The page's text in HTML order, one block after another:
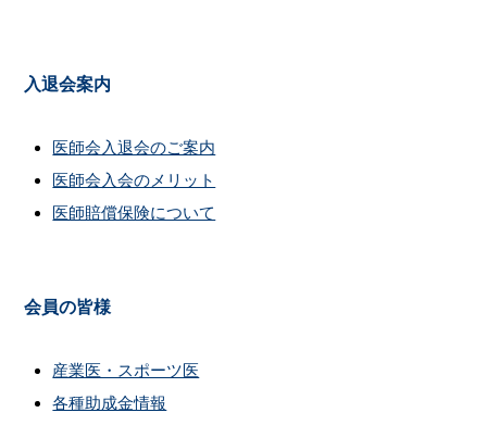
入退会案内
医師会入退会のご案内
医師会入会のメリット
医師賠償保険について
会員の皆様
産業医・スポーツ医
各種助成金情報